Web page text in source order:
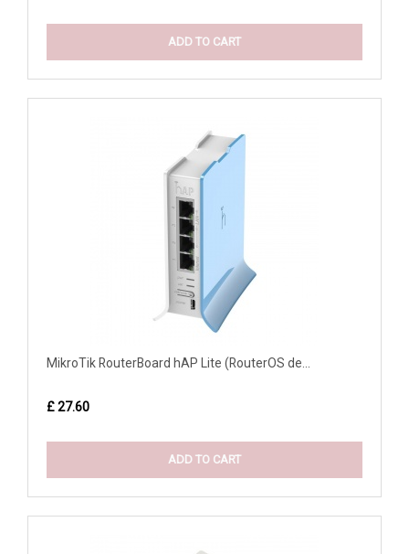
ADD TO CART
MikroTik RouterBoard hAP Lite (RouterOS de...
£ 27.60
ADD TO CART